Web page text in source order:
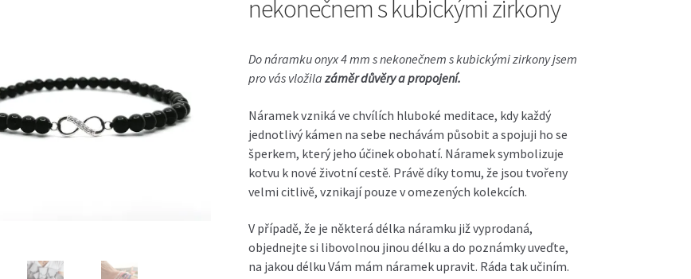
nekonečnem s kubickými zirkony
Donáramku onyx 4 mm s nekonečnem s kubickými zirkonyjsem
pro vás vložilazáměr důvěry a propojení.
Náramek vzniká ve chvílích hluboké meditace, kdy každý
jednotlivý kámen na sebe nechávám působit a spojuji ho se
šperkem, který jeho účinek obohatí. Náramek symbolizuje
kotvu k nové životní cestě. Právě díky tomu, že jsou tvořeny
velmi citlivě, vznikají pouze v omezených kolekcích.
V případě, že je některá délka náramku již vyprodaná,
objednejte si libovolnou jinou délku a do poznámky uveďte,
na jakou délku Vám mám náramek upravit. Ráda tak učiním.